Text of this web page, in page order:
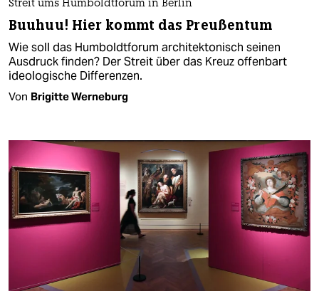
Streit ums Humboldtforum in Berlin
Buuhuu! Hier kommt das Preußentum
Wie soll das Humboldtforum architektonisch seinen
Ausdruck finden? Der Streit über das Kreuz offenbart
ideologische Differenzen.
Von Brigitte Werneburg